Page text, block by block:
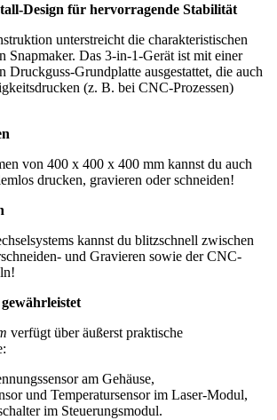
Design für hervorragende Stabilität
unterstreicht die charakteristischen
Snapmaker. Das 3-in-1-Gerät ist mit einer
Druckguss-Grundplatte ausgestattet, die auch
(z. B. bei CNC-Prozessen)
von 400 x 400 x 400 mm kannst du auch
drucken, gravieren oder schneiden!
kannst du blitzschnell zwischen
und Gravieren sowie der CNC-
verfügt über äußerst praktische
am Gehäuse,
und Temperatursensor im Laser-Modul,
im Steuerungsmodul.